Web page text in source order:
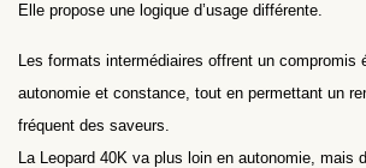
Elle propose une logique d’usage différente.
Les formats intermédiaires offrent un compromis
autonomie et constance, tout en permettant un
fréquent des saveurs.
La Leopard 40K va plus loin en autonomie, mais